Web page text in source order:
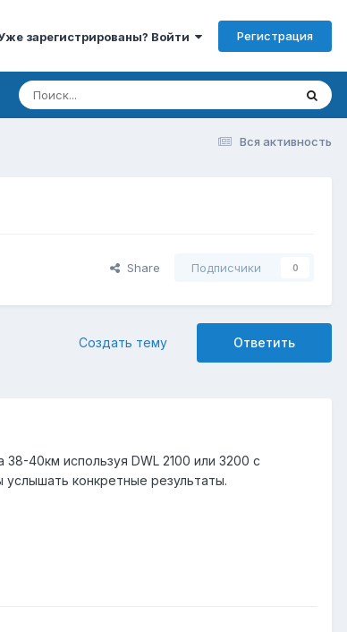
зарегистрированы? Войти Регистрация
Вся активность
Share Подписчики 0
Ответить
Создать тему
40км используя DWL 2100 или 3200 с
конкретные результаты.